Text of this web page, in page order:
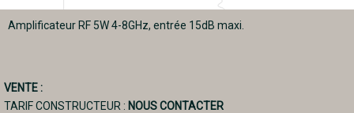
Amplificateur RF 5W 4-8GHz, entrée 15dB maxi.
VENTE :
TARIF CONSTRUCTEUR : NOUS CONTACTER